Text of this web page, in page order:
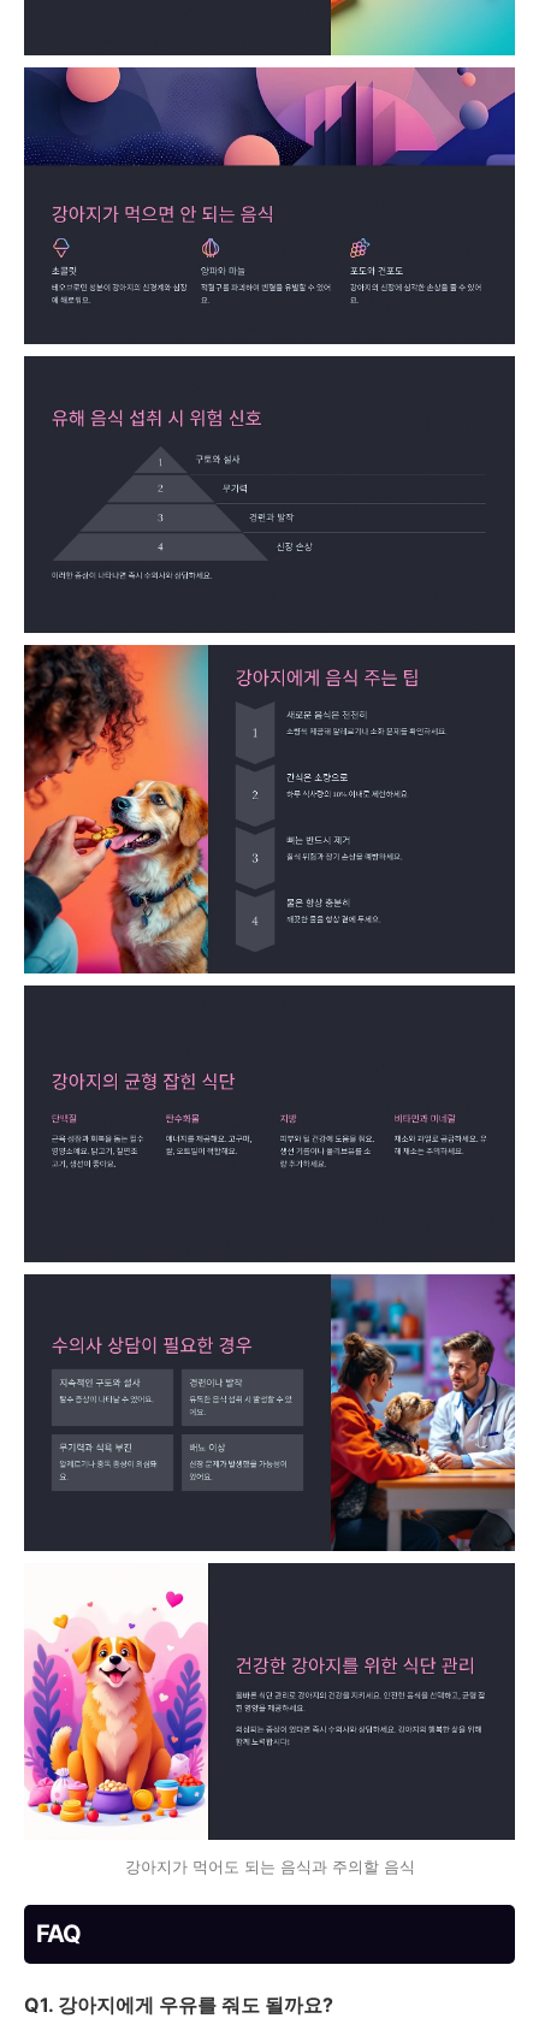
강아지가 먹어도 되는 음식과 주의할 음식
FAQ
Q1. 강아지에게 우유를 줘도 될까요?